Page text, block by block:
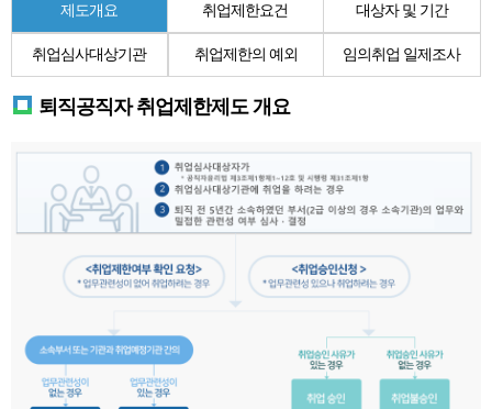
제도개요 취업제한요건 대상자 및 기간
취업심사대상기관 취업제한의 예외 임의취업 일제조사
퇴직공직자 취업제한제도 개요